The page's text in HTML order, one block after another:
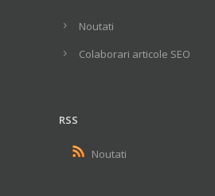
Noutati
Colaborari articole SEO
RSS
Noutati